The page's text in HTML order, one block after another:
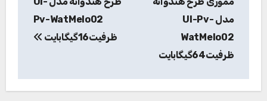
مدل Ul-Pv-
WatMelo02
ظرفیت64گیگابایت
Pv-WatMelo02
ظرفیت16گیگابایت